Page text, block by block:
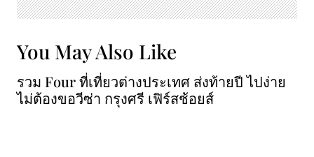
You May Also Like
รวม Four ที่เที่ยวต่างประเทศ ส่งท้ายปี ไปง่าย
ไม่ต้องขอวีซ่า กรุงศรี เฟิร์สช้อยส์